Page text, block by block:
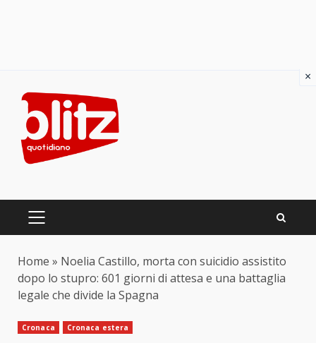
content
PRIMARY
Home » Noelia Castillo, morta con suicidio assistito
dopo lo stupro: 601 giorni di attesa e una battaglia
legale che divide la Spagna
Cronaca Cronaca estera
×